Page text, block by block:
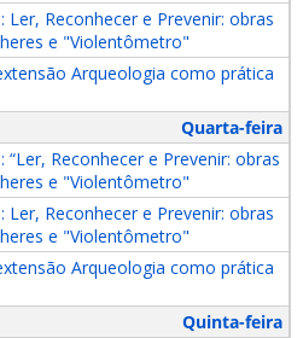
Ler, Reconhecer e Prevenir: obras
e "Violentômetro"
Arqueologia como prática
Quarta-feira
“Ler, Reconhecer e Prevenir: obras
e "Violentômetro"
Ler, Reconhecer e Prevenir: obras
e "Violentômetro"
Arqueologia como prática
Quinta-feira